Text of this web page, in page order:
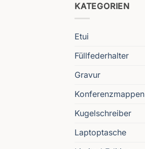
KATEGORIEN
Etui
Füllfederhalter
Gravur
Konferenzmappen
Kugelschreiber
Laptoptasche